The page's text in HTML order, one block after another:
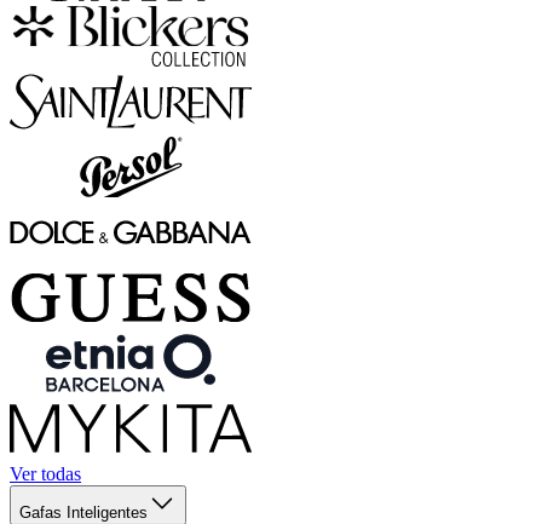
Ver todas
Gafas Inteligentes